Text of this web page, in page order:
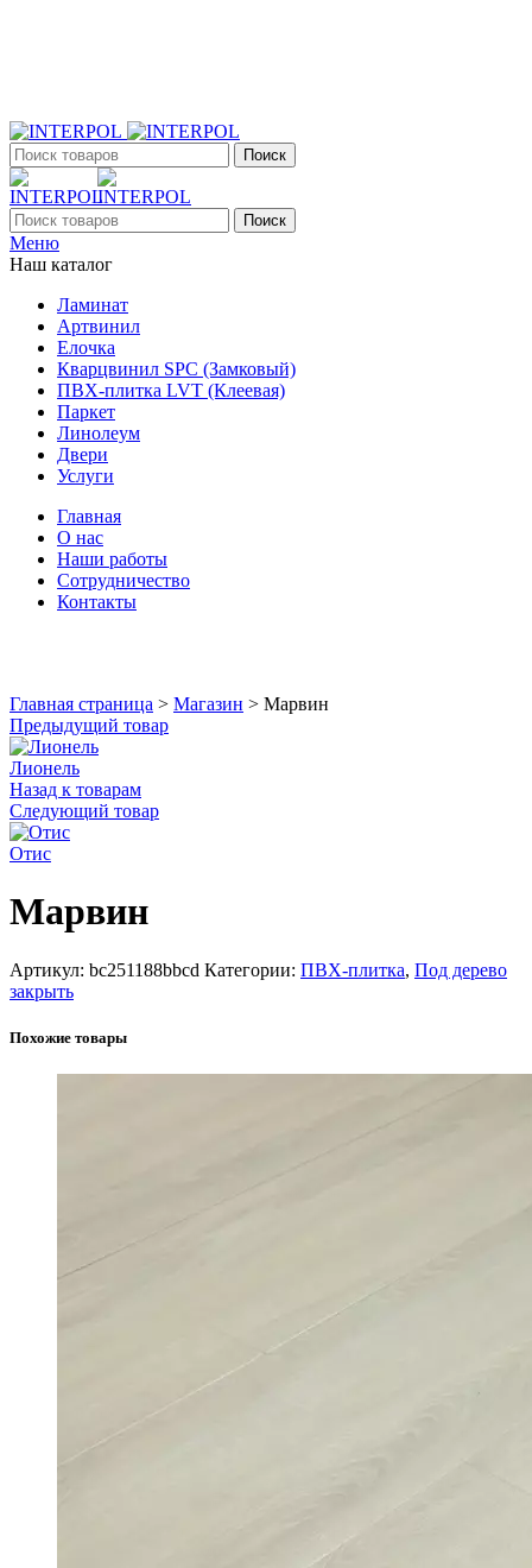
Поиск
Поиск
Меню
Наш каталог
Ламинат
Артвинил
Елочка
Кварцвинил SPC (Замковый)
ПВХ-плитка LVT (Клеевая)
Паркет
Линолеум
Двери
Услуги
Главная
О нас
Наши работы
Сотрудничество
Контакты
Главная страница > Магазин > Марвин
Предыдущий товар
Лионель
Назад к товарам
Следующий товар
Отис
Марвин
Артикул: bc251188bbcd Категории: ПВХ-плитка, Под дерево
закрыть
Похожие товары